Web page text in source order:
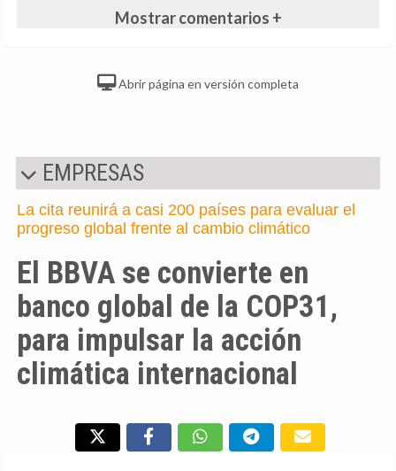
Mostrar comentarios +
Abrir página en versión completa
EMPRESAS
La cita reunirá a casi 200 países para evaluar el
progreso global frente al cambio climático
El BBVA se convierte en
banco global de la COP31,
para impulsar la acción
climática internacional